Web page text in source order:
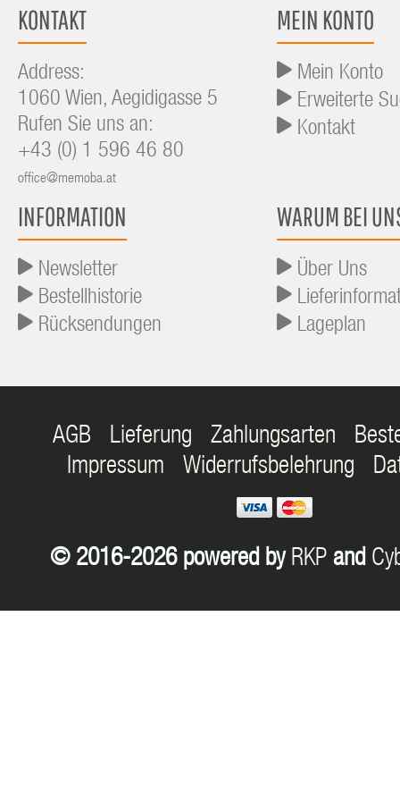
KONTAKT
Address:
1060 Wien, Aegidigasse 5
Rufen Sie uns an:
+43 (0) 1 596 46 80
office@memoba.at
MEIN KONTO
Mein Konto
Erweiterte
Kontakt
INFORMATION
Newsletter
Bestellhistorie
Rücksendungen
WARUM BEI
Über Uns
Lageplan
AGB Lieferung Zahlungsarten
Impressum
Widerrufsbelehrung
© 2016-2026 powered by RKP and